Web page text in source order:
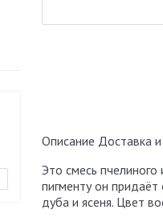
Описание Доставка
Это смесь
пигменту он
дуба и ясеня. Цвет